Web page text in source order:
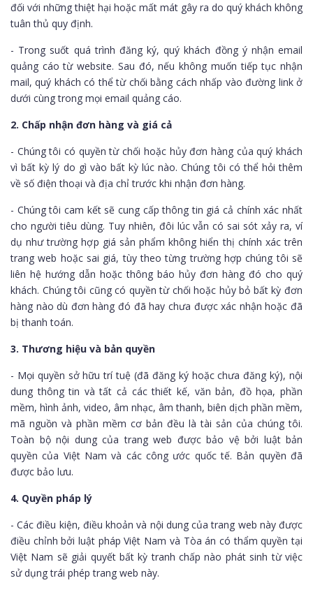
đối với những thiệt hại hoặc mất mát gây ra do quý khách không
tuân thủ quy định.
- Trong suốt quá trình đăng ký, quý khách đồng ý nhận email
quảng cáo từ website. Sau đó, nếu không muốn tiếp tục nhận
mail, quý khách có thể từ chối bằng cách nhấp vào đường link ở
dưới cùng trong mọi email quảng cáo.
2. Chấp nhận đơn hàng và giá cả
- Chúng tôi có quyền từ chối hoặc hủy đơn hàng của quý khách
vì bất kỳ lý do gì vào bất kỳ lúc nào. Chúng tôi có thể hỏi thêm
về số điện thoại và địa chỉ trước khi nhận đơn hàng.
- Chúng tôi cam kết sẽ cung cấp thông tin giá cả chính xác nhất
cho người tiêu dùng. Tuy nhiên, đôi lúc vẫn có sai sót xảy ra, ví
dụ như trường hợp giá sản phẩm không hiển thị chính xác trên
trang web hoặc sai giá, tùy theo từng trường hợp chúng tôi sẽ
liên hệ hướng dẫn hoặc thông báo hủy đơn hàng đó cho quý
khách. Chúng tôi cũng có quyền từ chối hoặc hủy bỏ bất kỳ đơn
hàng nào dù đơn hàng đó đã hay chưa được xác nhận hoặc đã
bị thanh toán.
3. Thương hiệu và bản quyền
- Mọi quyền sở hữu trí tuệ (đã đăng ký hoặc chưa đăng ký), nội
dung thông tin và tất cả các thiết kế, văn bản, đồ họa, phần
mềm, hình ảnh, video, âm nhạc, âm thanh, biên dịch phần mềm,
mã nguồn và phần mềm cơ bản đều là tài sản của chúng tôi.
Toàn bộ nội dung của trang web được bảo vệ bởi luật bản
quyền của Việt Nam và các công ước quốc tế. Bản quyền đã
được bảo lưu.
4. Quyền pháp lý
- Các điều kiện, điều khoản và nội dung của trang web này được
điều chỉnh bởi luật pháp Việt Nam và Tòa án có thẩm quyền tại
Việt Nam sẽ giải quyết bất kỳ tranh chấp nào phát sinh từ việc
sử dụng trái phép trang web này.